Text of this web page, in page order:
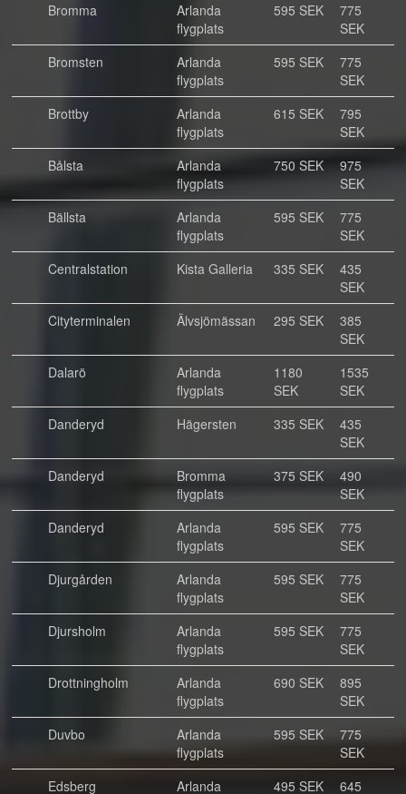
Bromma
Arlanda
flygplats
595 SEK
775
SEK
Bromsten
Arlanda
flygplats
595 SEK
775
SEK
Brottby
Arlanda
flygplats
615 SEK
795
SEK
Bålsta
Arlanda
flygplats
750 SEK
975
SEK
Bällsta
Arlanda
flygplats
595 SEK
775
SEK
Centralstation
Kista Galleria 335 SEK
435
SEK
Cityterminalen
Älvsjömässan 295 SEK
385
SEK
Dalarö
Arlanda
flygplats
1180
SEK
1535
SEK
Danderyd
Hägersten 335 SEK
435
SEK
Danderyd
Bromma
flygplats
375 SEK
490
SEK
Danderyd
Arlanda
flygplats
595 SEK
775
SEK
Djurgården
Arlanda
flygplats
595 SEK
775
SEK
Djursholm
Arlanda
flygplats
595 SEK
775
SEK
Drottningholm
Arlanda
flygplats
690 SEK
895
SEK
Duvbo
Arlanda
flygplats
595 SEK
775
SEK
Edsberg
Arlanda
495 SEK
645